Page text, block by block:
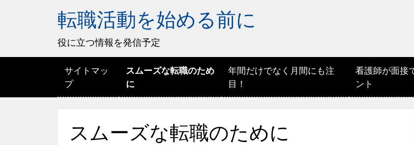
転職活動を始める前に
役に立つ情報を発信予定
サイトマッ
プ
スムーズな転職のため
に
年間だけでなく月間にも注
目！
看護師が面接
ント
スムーズな転職のために